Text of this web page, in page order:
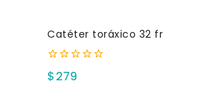
Catéter toráxico 32 fr
0
fuera
$279